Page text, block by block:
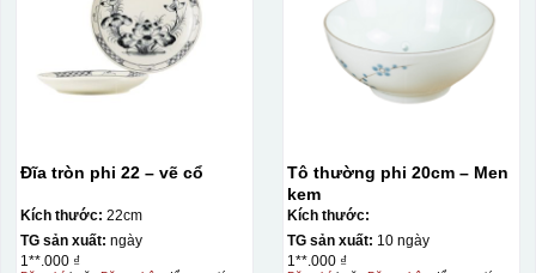
Đĩa tròn phi 22 – vẽ cổ
Kích thước: 22cm
TG sản xuất: ngày
1**.000 ₫
Tô thường phi 20cm – Men
kem
Kích thước:
TG sản xuất: 10 ngày
1**.000 ₫